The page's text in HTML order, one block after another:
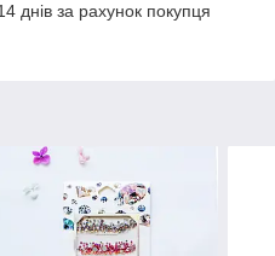
днів за рахунок покупця